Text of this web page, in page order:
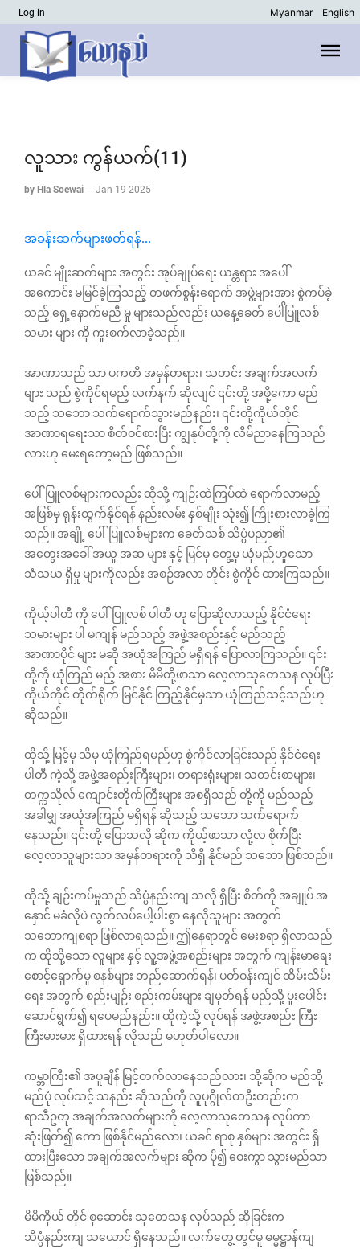
Log in Myanmar English
လူသား ကွန်ယက်(11)
by Hla Soewai - Jan 19 2025
အခန်းဆက်များဖတ်ရန်...
ယခင် မျိုးဆက်များ အတွင်း အုပ်ချုပ်ရေး ယန္တရား အပေါ်
အကောင်း မမြင်ခဲ့ကြသည့် တဖက်စွန်းရောက် အဖွဲ့များအား စွဲကပ်ခဲ့
သည့် ရှေ့နောက်မညီ မှု များသည်လည်း ယနေ့ခေတ် ပေါိပြူလစ်
သမား များ ကို ကူးစက်လာခဲ့သည်။
အာဏာသည် သာ ပကတိ အမှန်တရား၊ သတင်း အချက်အလက်
များ သည် စွဲကိုင်ရမည့် လက်နက် ဆိုလျင် ၎င်းတို့ အဖို့ကော မည်
သည့် သဘော သက်ရောက်သွားမည်နည်း၊ ၎င်းတို့ကိုယ်တိုင်
အာဏာရရေးသာ စိတ်ဝင်စားပြီး ကျွနုပ်တို့ကို ‌လိမ်ညာနေကြသည်
လားဟု မေးရတော့မည် ဖြစ်သည်။
ပေါ်ပြူလစ်များကလည်း ထိုသို့ ကျဉ်းထဲကြပ်ထဲ ရောက်လာမည့်
အဖြစ်မှ ရုန်းထွက်နိုင်ရန် နည်းလမ်း နှစ်မျိုး သုံး၍ ကြိုးစားလာခဲ့ကြ
သည်။ အချို့ ပေါ်ပြူလစ်များက ခေတ်သစ် သိပ္ပံပညာ၏
အတွေးအခေါ် အယူ အဆ များ နှင့် မြင်မှ တွေ့မှ ယုံမည်ဟူသော
သံသယ ရှိမှု များကိုလည်း အစဉ်အလာ တိုင်း စွဲကိုင် ထားကြသည်။
ကိုယ့်ပါတီ ကို ပေါ်ပြူလစ် ပါတီ ဟု ပြောဆိုလာသည့် နိုင်ငံရေး
သမားများ ပါ မကျန် မည်သည့် အဖွဲ့အစည်းနှင့် မည်သည့်
အာဏာပိုင် များ မဆို အယုံအကြည် မရှိရန် ပြောလာကြသည်။ ၎င်း
တို့ကို ယုံကြည် မည့် အစား မိမိတို့ဖာသာ လေ့လာသုတေသန လုပ်ပြီး
ကိုယ်တိုင် တိုက်ရိုက် မြင်နိုင် ကြည့်နိုင်မှသာ ယုံကြည်သင့်သည်ဟု
ဆိုသည်။
ထိုသို့ မြင့်မှ သိမှ ယုံကြည်ရမည်ဟု စွဲကိုင်လာခြင်းသည် နိုင်ငံရေး
ပါတီ ကဲ့သို့ အဖွဲ့အစည်းကြီးများ၊ တရားရုံးများ၊ သတင်းစာများ၊
တက္ကသိုလ် ကျောင်းတိုက်ကြီးများ အစရှိသည် တို့ကို မည်သည့်
အခါမျှ အယုံအကြည် မရှိရန် ဆိုသည့် သဘော သက်ရောက်
နေသည်။ ၎င်းတို့ ပြောသလို ဆိုက ကိုယ့်ဖာသာ လုံ့လ စိုက်ပြီး
လေ့လာသူများသာ အမှန်တရားကို သိရှိ နိုင်မည် သဘော ဖြစ်သည်။
ထိုသို့ ချဉ်းကပ်မှုသည် သိပ္ပံနည်းကျ သလို ရှိပြီး စိတ်ကို အချူပ် အ
နှောင် မခံလိုပဲ လွတ်လပ်ပေါ့ပါးစွာ နေလိုသူများ အတွက်
သဘောကျစရာ ဖြစ်လာရသည်။ ဤနေရာတွင် မေးစရာ ရှိလာသည်
က ထိုသို့သော လူများ နှင့် လူ့အဖွဲ့အစည်းများ အတွက် ကျန်းမာရေး
စောင့်ရှောက်မှု စနစ်များ တည်ဆောက်ရန်၊ ပတ်ဝန်းကျင် ထိမ်းသိမ်း
ရေး အတွက် စည်းမျဉ်း စည်းကမ်းများ ချမှတ်ရန် မည်သို့ ပူးပေါင်း
ဆောင်ရွက်၍ ရပေမည်နည်း။ ထိုကဲ့သို့ လုပ်ရန် အဖွဲ့အစည်း ကြီး
ကြီးမားမား ရှိထားရန် လိုသည် မဟုတ်ပါလော။
ကမ္ဘာကြီး၏ အပူချိန် မြင့်တက်လာနေသည်လား၊ သို့ဆိုက မည်သို့
မည်ပုံ လုပ်သင့် သနည်း ဆိုသည်ကို လူပုဂ္ဂိုလ်တဦးတည်းက
ရာသီဥတု အချက်အလက်များကို လေ့လာသုတေသန လုပ်ကာ
ဆုံးဖြတ်၍ ကော ဖြစ်နိုင်မည်လော၊ ယခင် ရာစု နှစ်များ အတွင်း ရှိ
ထားပြီးသော အချက်အလက်များ ဆိုက ပို၍ ဝေးကွာ သွားမည်သာ
ဖြစ်သည်။
မိမိကိုယ် တိုင် စုဆောင်း သုတေသန လုပ်သည် ဆိုခြင်းက
သိပ္ပံနည်းကျ သယောင် ရှိနေသည်။ လက်တွေ့တွင်မူ ဓမ္မဋ္ဌာန်ကျ